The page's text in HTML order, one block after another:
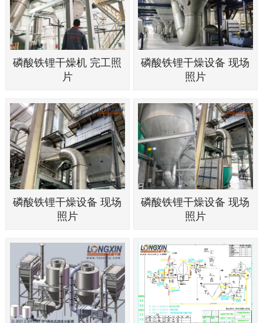
磷酸铁锂干燥机 完工照
片
磷酸铁锂干燥设备 现场
照片
磷酸铁锂干燥设备 现场
照片
磷酸铁锂干燥设备 现场
照片